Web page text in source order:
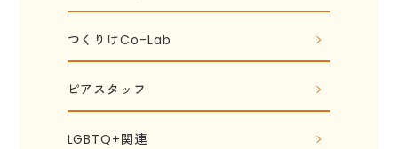
つくりけCo-Lab
ピアスタッフ
LGBTQ+関連